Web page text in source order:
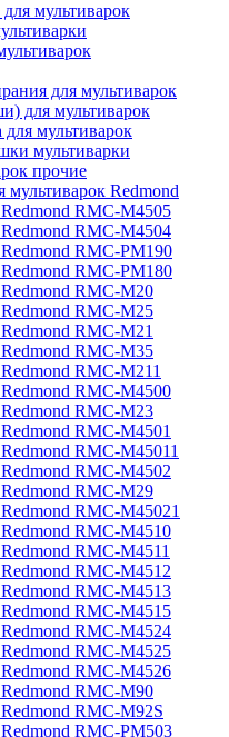
мультиварок
для мультиварок
для мультиварок
мультиварок
мультиварки
прочие
мультиварок Redmond
RMC-M4505
RMC-M4504
RMC-PM190
RMC-PM180
RMC-M20
RMC-M25
RMC-M21
RMC-M35
RMC-M211
RMC-M4500
RMC-M23
RMC-M4501
RMC-M45011
RMC-M4502
RMC-M29
RMC-M45021
RMC-M4510
RMC-M4511
RMC-M4512
RMC-M4513
RMC-M4515
RMC-M4524
RMC-M4525
RMC-M4526
RMC-M90
RMC-M92S
RMC-PM503